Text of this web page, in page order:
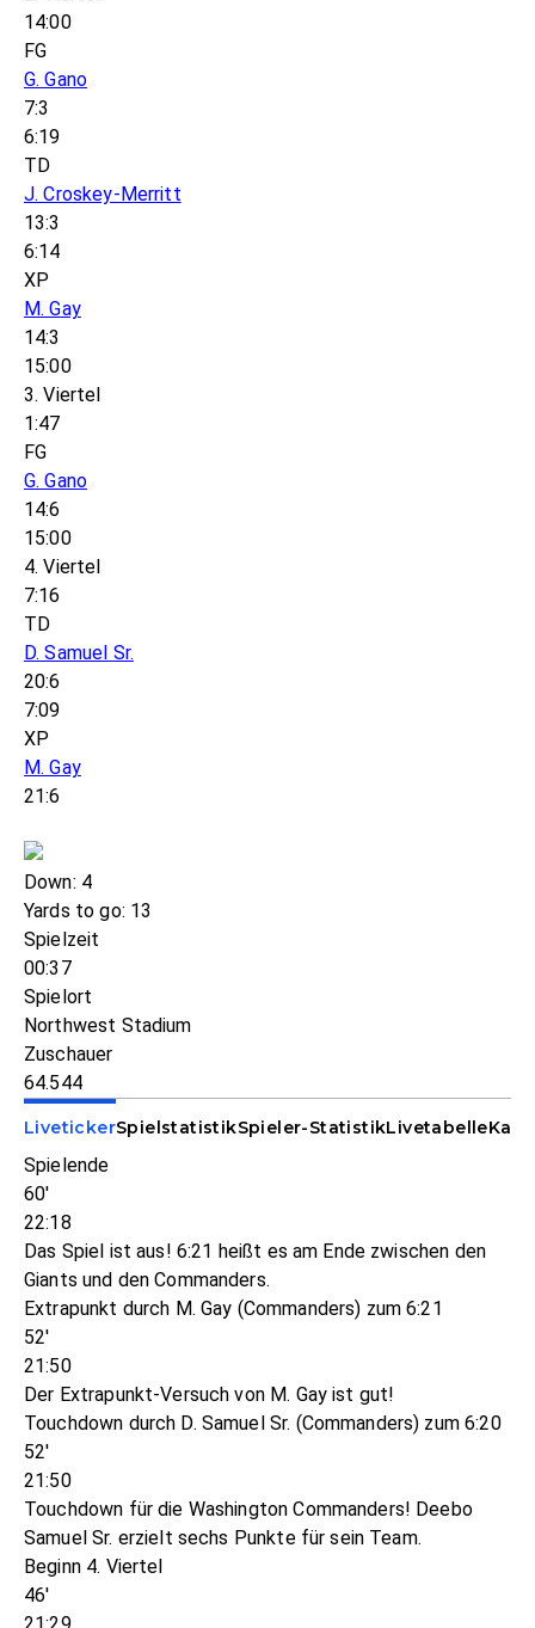
14:00
FG
G. Gano
7:3
6:19
TD
J. Croskey-Merritt
13:3
6:14
XP
M. Gay
14:3
15:00
3. Viertel
1:47
FG
G. Gano
14:6
15:00
4. Viertel
7:16
TD
D. Samuel Sr.
20:6
7:09
XP
M. Gay
21:6
Down: 4
Yards to go: 13
Spielzeit
00:37
Spielort
Northwest Stadium
Zuschauer
64.544
LivetickerSpielstatistikSpieler-StatistikLivetabelle
Spielende
60'
22:18
Das Spiel ist aus! 6:21 heißt es am Ende zwischen den
Giants und den Commanders.
Extrapunkt durch M. Gay (Commanders) zum 6:21
52'
21:50
Der Extrapunkt-Versuch von M. Gay ist gut!
Touchdown durch D. Samuel Sr. (Commanders) zum 6:20
52'
21:50
Touchdown für die Washington Commanders! Deebo
Samuel Sr. erzielt sechs Punkte für sein Team.
Beginn 4. Viertel
46'